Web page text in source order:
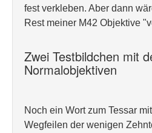
fest verkleben. Aber dann
Rest meiner M42 Objektive
Zwei Testbildchen mit
Normalobjektiven
Noch ein Wort zum Tessar
Wegfeilen der wenigen